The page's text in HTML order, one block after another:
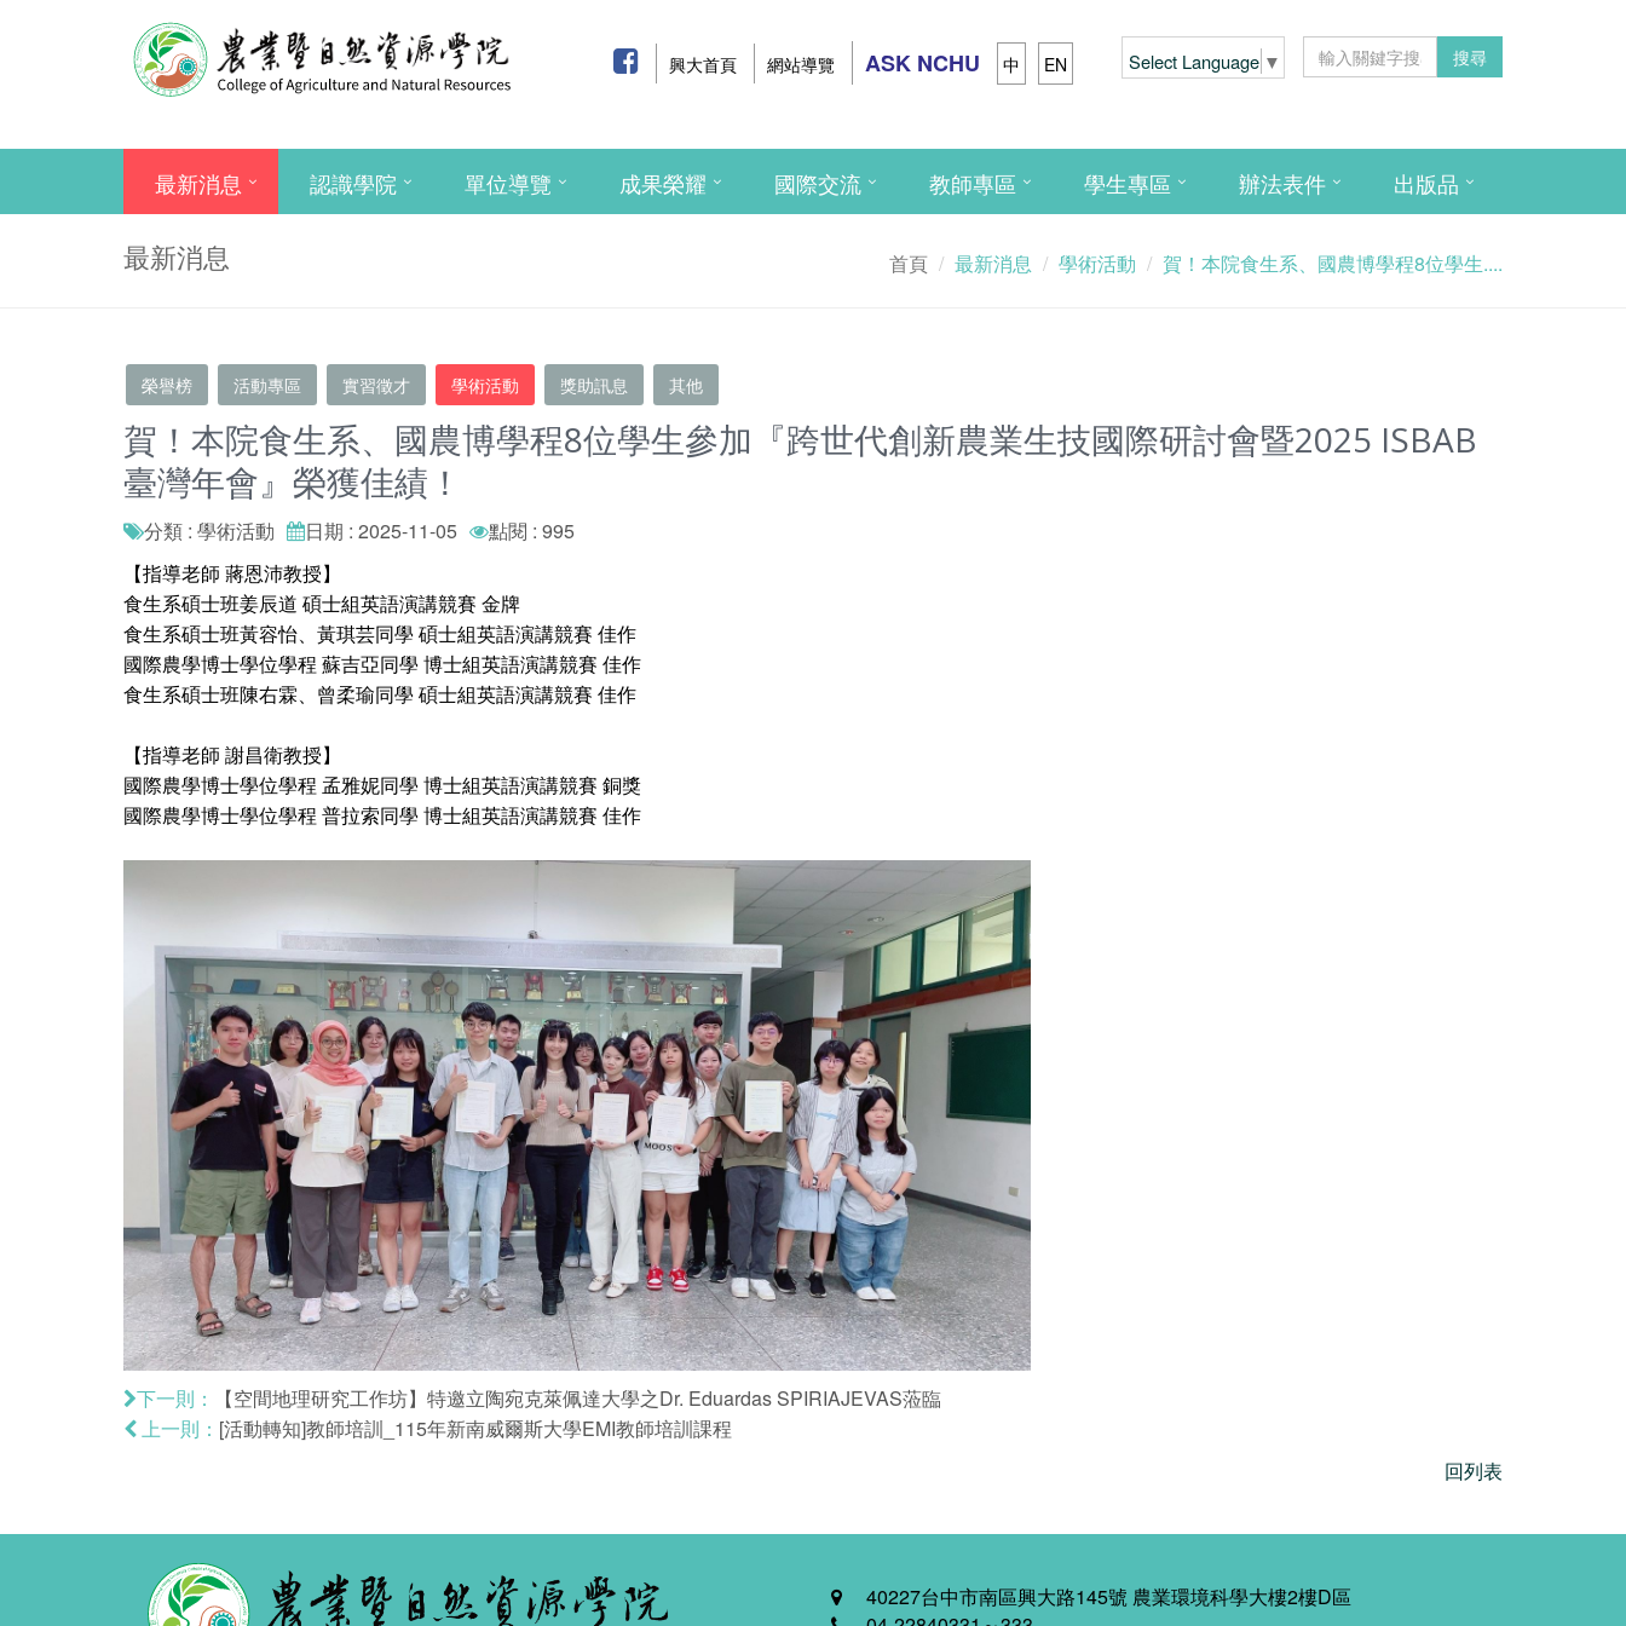
興大首頁 網站導覽 ASK NCHU 中 EN Select Language ▼ 搜尋
最新消息 認識學院 單位導覽 成果榮耀 國際交流 教師專區 學生專區 辦法表件 出版品
最新消息 首頁 最新消息 學術活動 賀！本院食生系、國農博學程8位學生....
榮譽榜 活動專區 實習徵才 學術活動 獎助訊息 其他
賀！本院食生系、國農博學程8位學生參加『跨世代創新農業生技國際研討會暨2025 ISBAB
臺灣年會』榮獲佳績！
分類 : 學術活動 日期 : 2025-11-05
點閱 : 995
【指導老師 蔣恩沛教授】
食生系碩士班姜辰道 碩士組英語演講競賽 金牌
食生系碩士班黃容怡、黃琪芸同學 碩士組英語演講競賽 佳作
國際農學博士學位學程 蘇吉亞同學 博士組英語演講競賽 佳作
食生系碩士班陳右霖、曾柔瑜同學 碩士組英語演講競賽 佳作
【指導老師 謝昌衛教授】
國際農學博士學位學程 孟雅妮同學 博士組英語演講競賽 銅獎
國際農學博士學位學程 普拉索同學 博士組英語演講競賽 佳作
下一則： 【空間地理研究工作坊】特邀立陶宛克萊佩達大學之Dr. Eduardas SPIRIAJEVAS蒞臨
上一則： [活動轉知]教師培訓_115年新南威爾斯大學EMI教師培訓課程
回列表
40227台中市南區興大路145號 農業環境科學大樓2樓D區